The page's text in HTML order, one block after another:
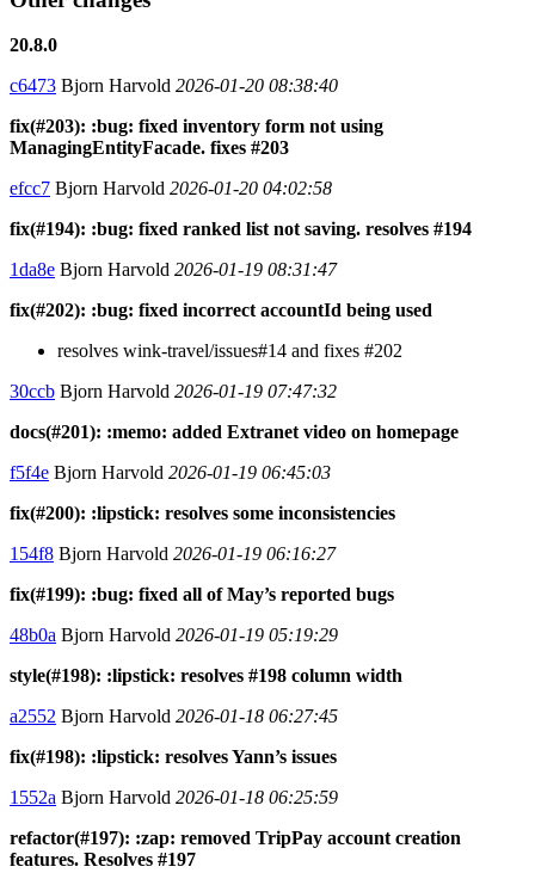
20.8.0
c6473 Bjorn Harvold 2026-01-20 08:38:40
fix(#203): :bug: fixed inventory form not using
ManagingEntityFacade. fixes #203
efcc7 Bjorn Harvold 2026-01-20 04:02:58
fix(#194): :bug: fixed ranked list not saving. resolves #194
1da8e Bjorn Harvold 2026-01-19 08:31:47
fix(#202): :bug: fixed incorrect accountId being used
resolves wink-travel/issues#14 and fixes #202
30ccb Bjorn Harvold 2026-01-19 07:47:32
docs(#201): :memo: added Extranet video on homepage
f5f4e Bjorn Harvold 2026-01-19 06:45:03
fix(#200): :lipstick: resolves some inconsistencies
154f8 Bjorn Harvold 2026-01-19 06:16:27
fix(#199): :bug: fixed all of May’s reported bugs
48b0a Bjorn Harvold 2026-01-19 05:19:29
style(#198): :lipstick: resolves #198 column width
a2552 Bjorn Harvold 2026-01-18 06:27:45
fix(#198): :lipstick: resolves Yann’s issues
1552a Bjorn Harvold 2026-01-18 06:25:59
refactor(#197): :zap: removed TripPay account creation
features. Resolves #197